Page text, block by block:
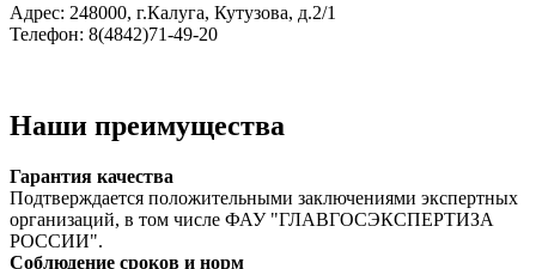
Адрес: 248000, г.Калуга, Кутузова, д.2/1
Телефон: 8(4842)71-49-20
Наши преимущества
Гарантия качества
Подтверждается положительными заключениями экспертных
организаций, в том числе ФАУ "ГЛАВГОСЭКСПЕРТИЗА
РОССИИ".
Соблюдение сроков и норм